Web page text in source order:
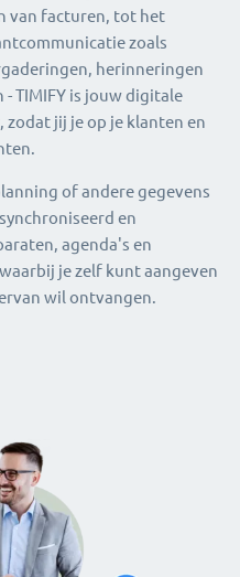
van facturen, tot het
zoals
herinneringen
TIMIFY is jouw digitale
jij je op je klanten en
of andere gegevens
en
agenda's en
je zelf kunt aangeven
wil ontvangen.